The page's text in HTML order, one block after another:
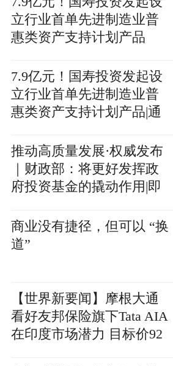
立行业首单先进制造业普
惠类资产支持计划产品
7.9亿元！国寿投资发起设
立行业首单先进制造业普
惠类资产支持计划产品|通
推动高质量发展·权威发布
｜财政部：将更好发挥政
府投资基金的撬动作用|即
商业没有捷径，但可以 “换
道”
【世界新要闻】摩根大通
看好友邦保险旗下Tata AIA
在印度市场潜力 目标价92